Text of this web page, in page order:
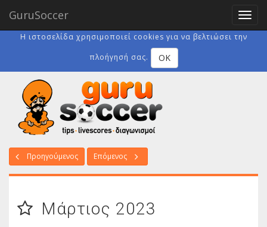
Η ιστοσελίδα χρησιμοποιεί cookies για να βελτιώσει την
πλοήγησή σας. OK
Προηγούμενος Επόμενος
Μάρτιος 2023
GuruSoccer